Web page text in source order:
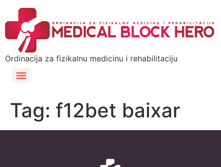
Ordinacija za fizikalnu medicinu i rehabilitaciju
Tag: f12bet baixar